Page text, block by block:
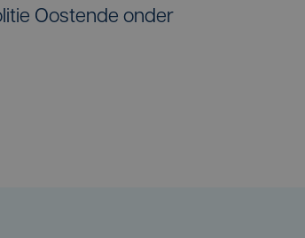
Oostende onder